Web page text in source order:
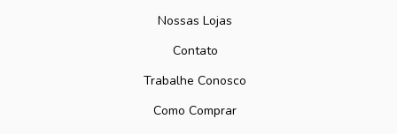
Nossas Lojas
Contato
Trabalhe Conosco
Como Comprar